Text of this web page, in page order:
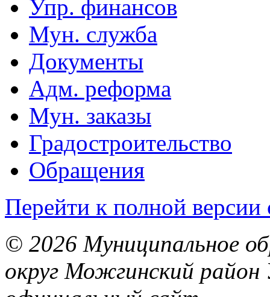
Упр. финансов
Мун. служба
Документы
Адм. реформа
Мун. заказы
Градостроительство
Обращения
Перейти к полной версии
© 2026 Муниципальное
округ Можгинский район